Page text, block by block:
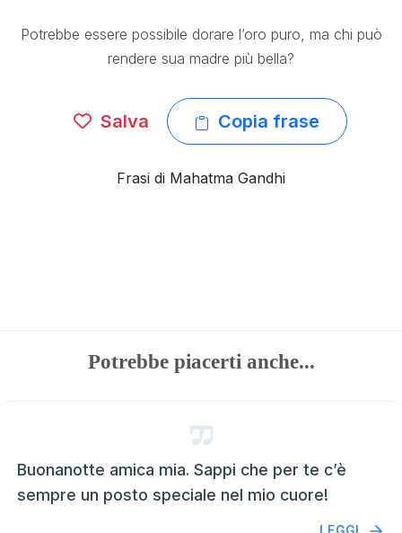
Potrebbe essere possibile dorare l’oro puro, ma chi può
rendere sua madre più bella?
Salva Copia frase
Frasi di Mahatma Gandhi
Potrebbe piacerti anche...
Buonanotte amica mia. Sappi che per te c’è
sempre un posto speciale nel mio cuore!